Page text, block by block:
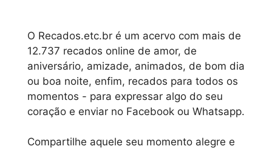
O Recados.etc.br é um acervo com mais de
12.737 recados online de amor, de
aniversário, amizade, animados, de bom dia
ou boa noite, enfim, recados para todos os
momentos - para expressar algo do seu
coração e enviar no Facebook ou Whatsapp.
Compartilhe aquele seu momento alegre e